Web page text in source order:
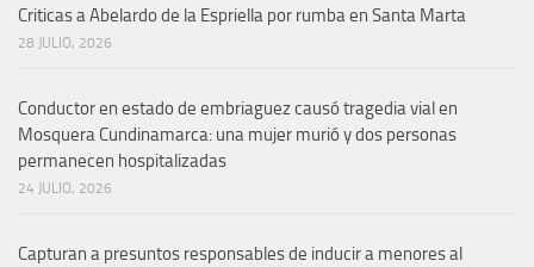
Criticas a Abelardo de la Espriella por rumba en Santa Marta
28 JULIO, 2026
Conductor en estado de embriaguez causó tragedia vial en
Mosquera Cundinamarca: una mujer murió y dos personas
permanecen hospitalizadas
24 JULIO, 2026
Capturan a presuntos responsables de inducir a menores al